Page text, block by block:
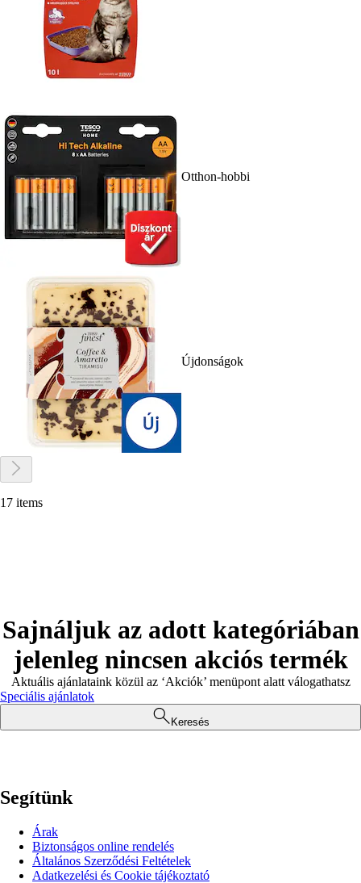
Otthon-hobbi
Újdonságok
17 items
Sajnáljuk az adott kategóriában
jelenleg nincsen akciós termék
Aktuális ajánlataink közül az ‘Akciók’ menüpont alatt válogathatsz
Speciális ajánlatok
Keresés
Segítünk
Árak
Biztonságos online rendelés
Általános Szerződési Feltételek
Adatkezelési és Cookie tájékoztató